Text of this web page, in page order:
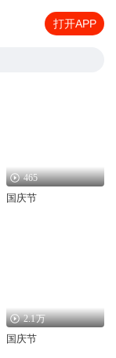
打开APP
465
国庆节
2.1万
国庆节